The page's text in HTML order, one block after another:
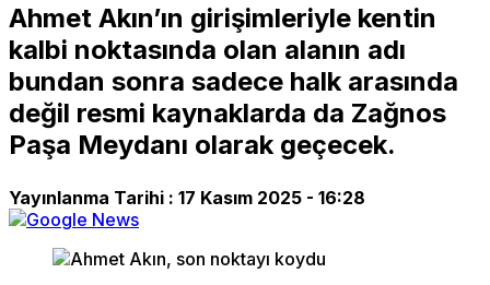
Ahmet Akın’ın girişimleriyle kentin
kalbi noktasında olan alanın adı
bundan sonra sadece halk arasında
değil resmi kaynaklarda da Zağnos
Paşa Meydanı olarak geçecek.
Yayınlanma Tarihi : 17 Kasım 2025 - 16:28